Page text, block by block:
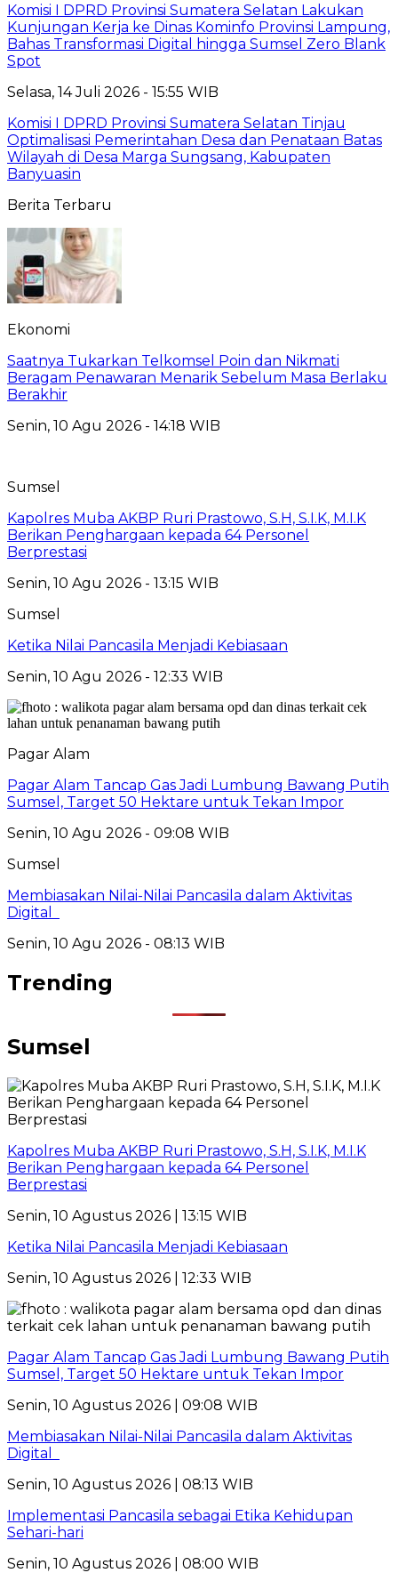
Komisi I DPRD Provinsi Sumatera Selatan Lakukan
Kunjungan Kerja ke Dinas Kominfo Provinsi Lampung,
Bahas Transformasi Digital hingga Sumsel Zero Blank
Spot
Selasa, 14 Juli 2026 - 15:55 WIB
Komisi I DPRD Provinsi Sumatera Selatan Tinjau
Optimalisasi Pemerintahan Desa dan Penataan Batas
Wilayah di Desa Marga Sungsang, Kabupaten
Banyuasin
Berita Terbaru
Ekonomi
Saatnya Tukarkan Telkomsel Poin dan Nikmati
Beragam Penawaran Menarik Sebelum Masa Berlaku
Berakhir
Senin, 10 Agu 2026 - 14:18 WIB
Sumsel
Kapolres Muba AKBP Ruri Prastowo, S.H, S.I.K, M.I.K
Berikan Penghargaan kepada 64 Personel
Berprestasi
Senin, 10 Agu 2026 - 13:15 WIB
Sumsel
Ketika Nilai Pancasila Menjadi Kebiasaan
Senin, 10 Agu 2026 - 12:33 WIB
Pagar Alam
Pagar Alam Tancap Gas Jadi Lumbung Bawang Putih
Sumsel, Target 50 Hektare untuk Tekan Impor
Senin, 10 Agu 2026 - 09:08 WIB
Sumsel
Membiasakan Nilai-Nilai Pancasila dalam Aktivitas
Digital
Senin, 10 Agu 2026 - 08:13 WIB
Trending
Sumsel
Kapolres Muba AKBP Ruri Prastowo, S.H, S.I.K, M.I.K
Berikan Penghargaan kepada 64 Personel
Berprestasi
Senin, 10 Agustus 2026 | 13:15 WIB
Ketika Nilai Pancasila Menjadi Kebiasaan
Senin, 10 Agustus 2026 | 12:33 WIB
Pagar Alam Tancap Gas Jadi Lumbung Bawang Putih
Sumsel, Target 50 Hektare untuk Tekan Impor
Senin, 10 Agustus 2026 | 09:08 WIB
Membiasakan Nilai-Nilai Pancasila dalam Aktivitas
Digital
Senin, 10 Agustus 2026 | 08:13 WIB
Implementasi Pancasila sebagai Etika Kehidupan
Sehari-hari
Senin, 10 Agustus 2026 | 08:00 WIB